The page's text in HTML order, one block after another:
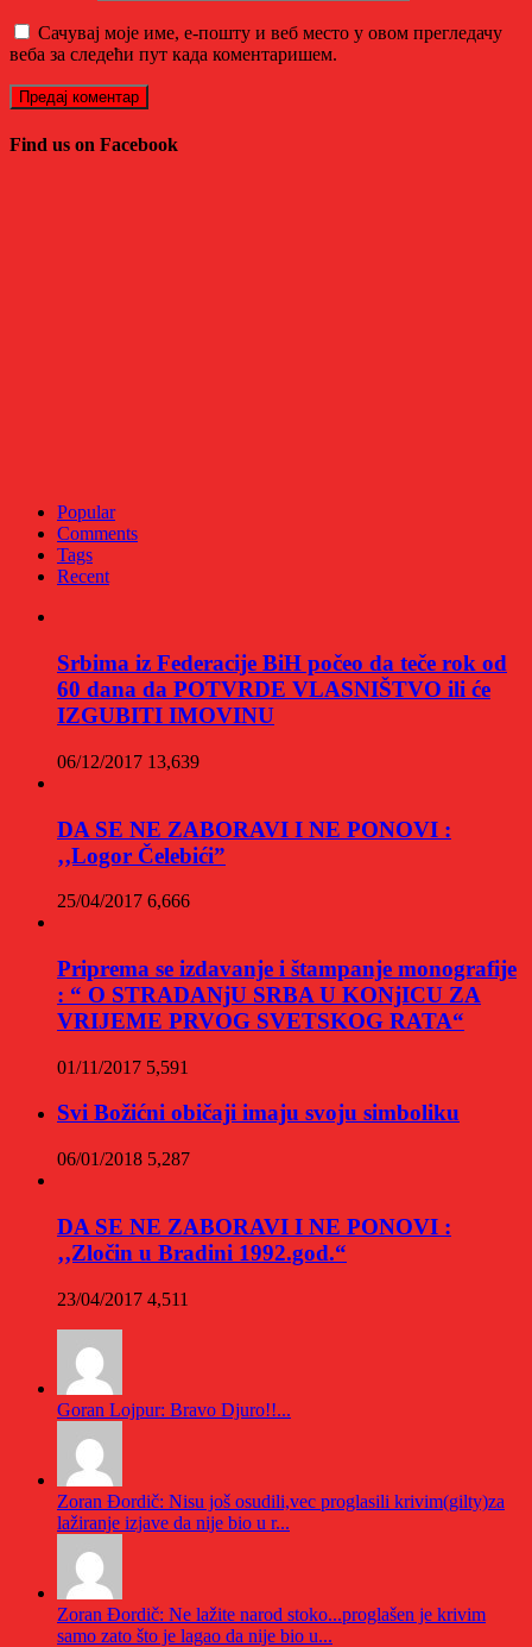
Сачувај моје име, е-пошту и веб место у овом прегледачу
веба за следећи пут када коментаришем.
Find us on Facebook
Popular
Comments
Tags
Recent
Srbima iz Federacije BiH počeo da teče rok od
60 dana da POTVRDE VLASNIŠTVO ili će
IZGUBITI IMOVINU
06/12/2017 13,639
DA SE NE ZABORAVI I NE PONOVI :
‚‚Logor Čelebići”
25/04/2017 6,666
Priprema se izdavanje i štampanje monografije
: “ O STRADANjU SRBA U KONjICU ZA
VRIJEME PRVOG SVETSKOG RATA“
01/11/2017 5,591
Svi Božićni običaji imaju svoju simboliku
06/01/2018 5,287
DA SE NE ZABORAVI I NE PONOVI :
‚‚Zločin u Bradini 1992.god.“
23/04/2017 4,511
Goran Lojpur: Bravo Djuro!!...
Zoran Đordič: Nisu još osudili,vec proglasili krivim(gilty)za
lažiranje izjave da nije bio u r...
Zoran Đordič: Ne lažite narod stoko...proglašen je krivim
samo zato što je lagao da nije bio u...